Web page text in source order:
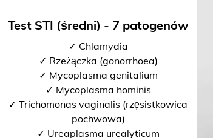
Test STI (średni) - 7 patogenów
✓ Chlamydia
✓ Rzeżączka (gonorrhoea)
✓ Mycoplasma genitalium
✓ Mycoplasma hominis
✓ Trichomonas vaginalis (rzęsistkowica
pochwowa)
✓ Ureaplasma urealyticum